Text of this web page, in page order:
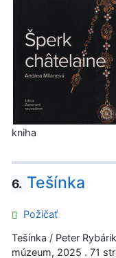
kniha
6. Tešínka
Požičať
Tešínka / Peter
múzeum, 2025 . 71